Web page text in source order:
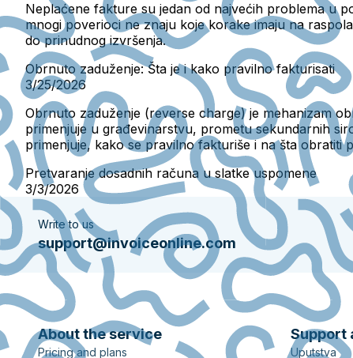
Neplaćene fakture su jedan od najvećih problema u
mnogi poverioci ne znaju koje korake imaju na
do prinudnog izvršenja.
Obrnuto zaduženje: Šta je i kako pravilno fakturisati
3/25/2026
Obrnuto zaduženje (reverse charge) je mehanizam
primenjuje u građevinarstvu, prometu sekundarnih
primenjuje, kako se pravilno fakturiše i na šta obratiti
Pretvaranje dosadnih računa u slatke uspomene
3/3/2026
Write to us
support@invoiceonline.com
About the service
Pricing and plans
Support
Uputstva